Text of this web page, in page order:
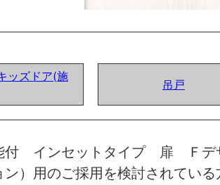
ッズドア(施
吊戸
付 インセットタイプ 扉 Ｆ
用のご採用を検討されている